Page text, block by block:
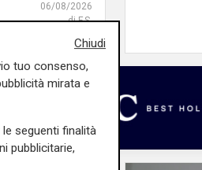
06/08/2026
di F.S.
Chiudi
tuo consenso,
mirata e
seguenti finalità
pubblicitarie,